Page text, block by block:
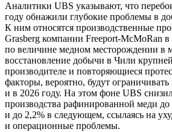
Аналитики UBS указывают, что
году обнажили глубокие проблемы в
К ним относятся производственные
Grasberg компании Freeport-McMoRan
по величине медном месторождении в
восстановление добычи в Чили
производителе и повторяющиеся
факторы, вероятно, будут
и в 2026 году. На этом фоне UBS
производства рафинированной меди до
и до 2,2% в следующем, ссылаясь на
и операционные проблемы.